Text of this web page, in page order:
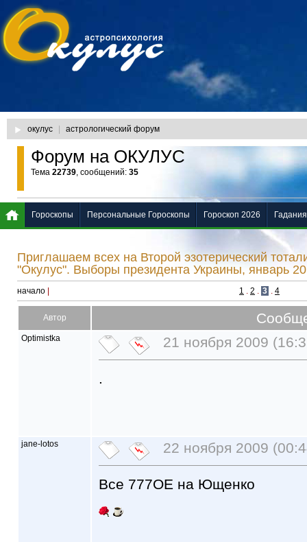
окулус астрологический форум
Форум на ОКУЛУС
Тема 22739, сообщений: 35
Приглашаем всех на Второй эзотерический
"Окулус". Выборы президента Украины, январь
начало 1 . 2 . 3 . 4
Автор
Optimistka 21 ноября 2009
.
jane-lotos 22 ноября 2009
Все 777ОЕ на Ющенко
Гороскопы Персональные Гороскопы Гороскоп 2026 Гадания